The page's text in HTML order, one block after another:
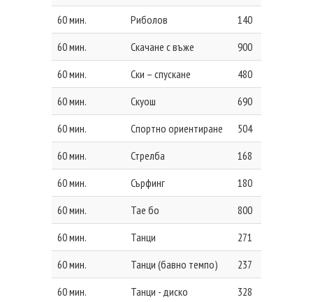
60 мин. Риболов
140
60 мин.
Скачане с въже
900
60 мин.
Ски – спускане
480
60 мин.
Скуош
690
60 мин.
Спортно ориентиране
504
60 мин.
Стрелба
168
60 мин.
Сърфинг
180
60 мин.
Тае бо
800
60 мин.
Танци
271
60 мин.
Танци (бавно темпо)
237
60 мин.
Танци - диско
328